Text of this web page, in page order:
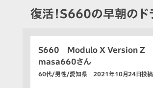
復活！S660の早朝のド
S660 Modulo X Version Z
masa660さん
60代/男性/愛知県 2021年10月24日投稿